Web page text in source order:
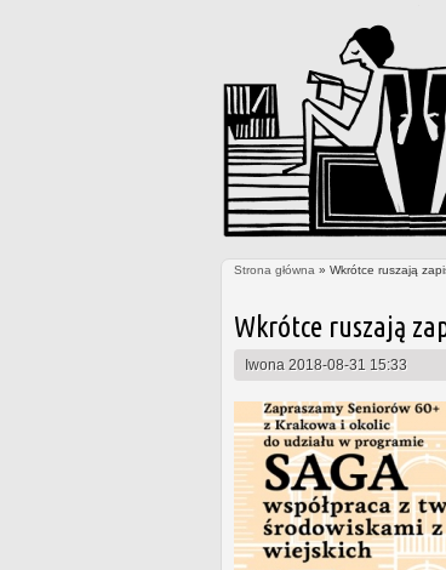
Strona główna » Wkrótce ruszają
Wkrótce ruszają
Iwona 2018-08-31 15:33